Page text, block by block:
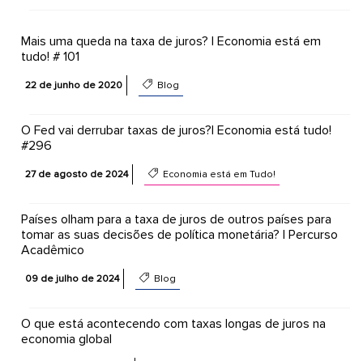
Mais uma queda na taxa de juros? | Economia está em
tudo! # 101
22 de junho de 2020 Blog
O Fed vai derrubar taxas de juros?| Economia está tudo!
#296
27 de agosto de 2024 Economia está em Tudo!
Países olham para a taxa de juros de outros países para
tomar as suas decisões de política monetária? | Percurso
Acadêmico
09 de julho de 2024 Blog
O que está acontecendo com taxas longas de juros na
economia global